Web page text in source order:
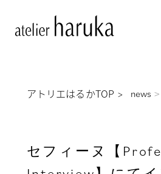
アトリエはるかTOP news
セフィーヌ【